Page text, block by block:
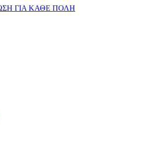
ΓΙΑ ΚΑΘΕ ΠΟΛΗ